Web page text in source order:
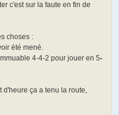
c'est sur la faute en fin de
choses :
été mené.
4-4-2 pour jouer en 5-
d'heure ça a tenu la route,